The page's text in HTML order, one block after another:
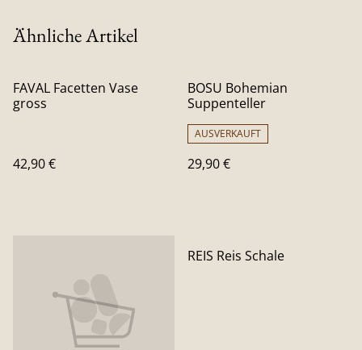
Ähnliche Artikel
FAVAL Facetten Vase
gross
42,90 €
BOSU Bohemian
Suppenteller
AUSVERKAUFT
29,90 €
REIS Reis Schale